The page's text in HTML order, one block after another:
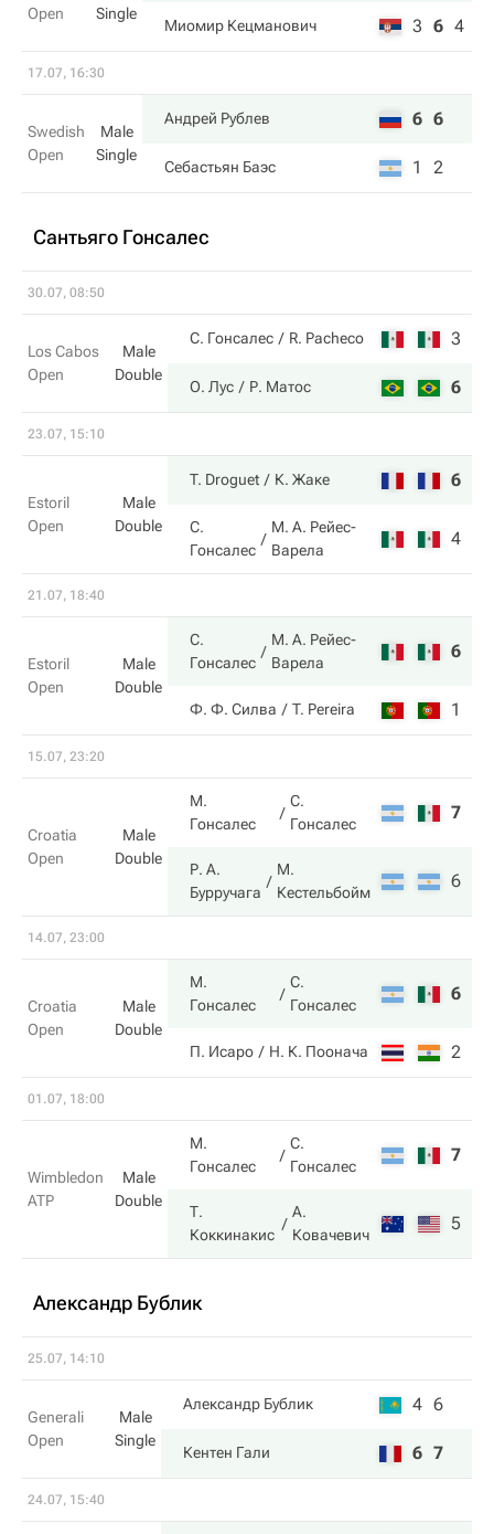
Open
Single
Миомир Кецманович 3 6 4
17.07, 16:30
Swedish
Open
Male
Single
Андрей Рублев 6 6
Себастьян Баэс 1 2
Сантьяго Гонсалес
30.07, 08:50
Los Cabos
Open
Male
Double
С. Гонсалес R. Pacheco 3
О. Лус Р. Матос 6
23.07, 15:10
Estoril
Open
Male
Double
T. Droguet К. Жаке 6
С.
Гонсалес
М. А. Рейес-
Варела
4
21.07, 18:40
Estoril
Open
Male
Double
С.
Гонсалес
М. А. Рейес-
Варела
6
Ф. Ф. Силва T. Pereira 1
15.07, 23:20
Croatia
Open
Male
Double
М.
Гонсалес
С.
Гонсалес
7
Р. А.
Бурручага
М.
Кестельбойм
6
14.07, 23:00
Croatia
Open
Male
Double
М.
Гонсалес
С.
Гонсалес
6
П. Исаро Н. К. Поонача 2
01.07, 18:00
Wimbledon
ATP
Male
Double
М.
Гонсалес
С.
Гонсалес
7
Т.
Коккинакис
А.
Ковачевич
5
Александр Бублик
25.07, 14:10
Generali
Open
Male
Single
Александр Бублик 4 6
Кентен Гали 6 7
24.07, 15:40